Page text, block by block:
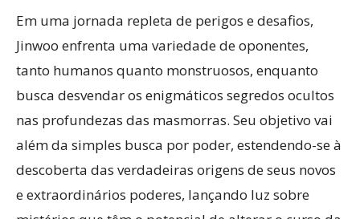
Em uma jornada repleta de perigos e desafios,
Jinwoo enfrenta uma variedade de oponentes,
tanto humanos quanto monstruosos, enquanto
busca desvendar os enigmáticos segredos ocultos
nas profundezas das masmorras. Seu objetivo vai
além da simples busca por poder, estendendo-se à
descoberta das verdadeiras origens de seus novos
e extraordinários poderes, lançando luz sobre